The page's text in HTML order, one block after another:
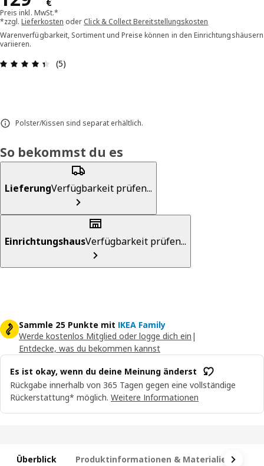
Preis inkl. MwSt.*
*zzgl.Lieferkosten oder Click & Collect Bereitstellungskosten
Warenverfügbarkeit, Sortiment und Preise können in den Einrichtungshäusern
variieren.
Bewertung: 4.4 von 5 Sterne Alle Bewertungen:
(5)
Polster/Kissen sind separat erhältlich.
So bekommst du es
LieferungVerfügbarkeit prüfen...
EinrichtungshausVerfügbarkeit prüfen...
Sammle 25 Punkte mit IKEA Family
Werde kostenlos Mitglied oder logge dich ein |
Entdecke, was du bekommen kannst
Es ist okay, wenn du deine Meinung änderst
Rückgabe innerhalb von 365 Tagen gegen eine vollständige
Rückerstattung* möglich. Weitere Informationen
Überblick Produktinformationen & Materialien